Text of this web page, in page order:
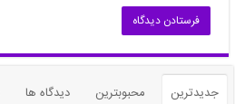
جدیدترین محبوبترین دیدگاه ها